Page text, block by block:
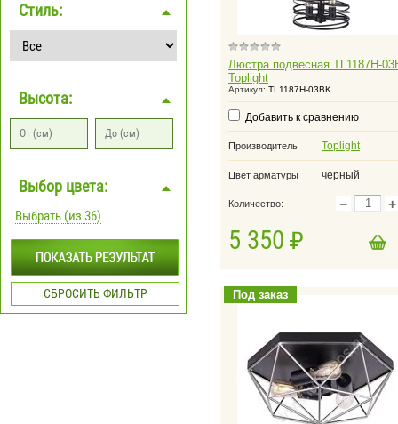
Стиль:
Высота:
Выбор цвета:
Выбрать (из 36)
СБРОСИТЬ ФИЛЬТР
Люстра подвесная TL1187H-
Toplight
Артикул: TL1187H-03BK
Добавить к сравнению
Производитель Toplight
Цвет арматуры черный
Количество: − +
5 350
корзину Добавить в корзину
Под заказ